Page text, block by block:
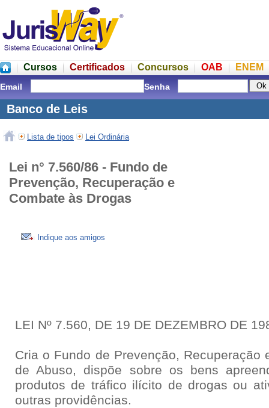
Cursos Certificados Concursos OAB ENEM
Email Senha
Banco de Leis
Lista de tipos Lei Ordinária
Lei n° 7.560/86 - Fundo de
Prevenção, Recuperação e
Combate às Drogas
Indique aos amigos
LEI Nº 7.560, DE 19 DE DEZEMBRO DE
Cria o Fundo de Prevenção, Recuperação
de Abuso, dispõe sobre os bens
produtos de tráfico ilícito de drogas ou
outras providências.